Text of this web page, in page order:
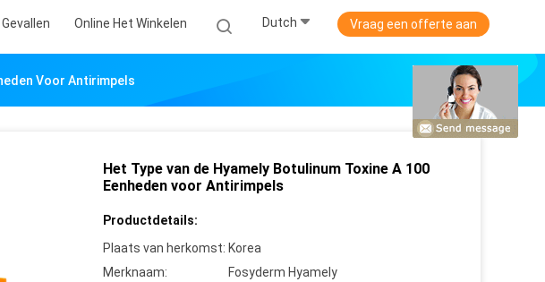
Gevallen Online Het Winkelen Dutch Vraag een offerte aan
Voor Antirimpels
Het Type van de Hyamely Botulinum Toxine A 100
Eenheden voor Antirimpels
Productdetails:
Plaats van herkomst: Korea
Merknaam:
Fosyderm Hyamely